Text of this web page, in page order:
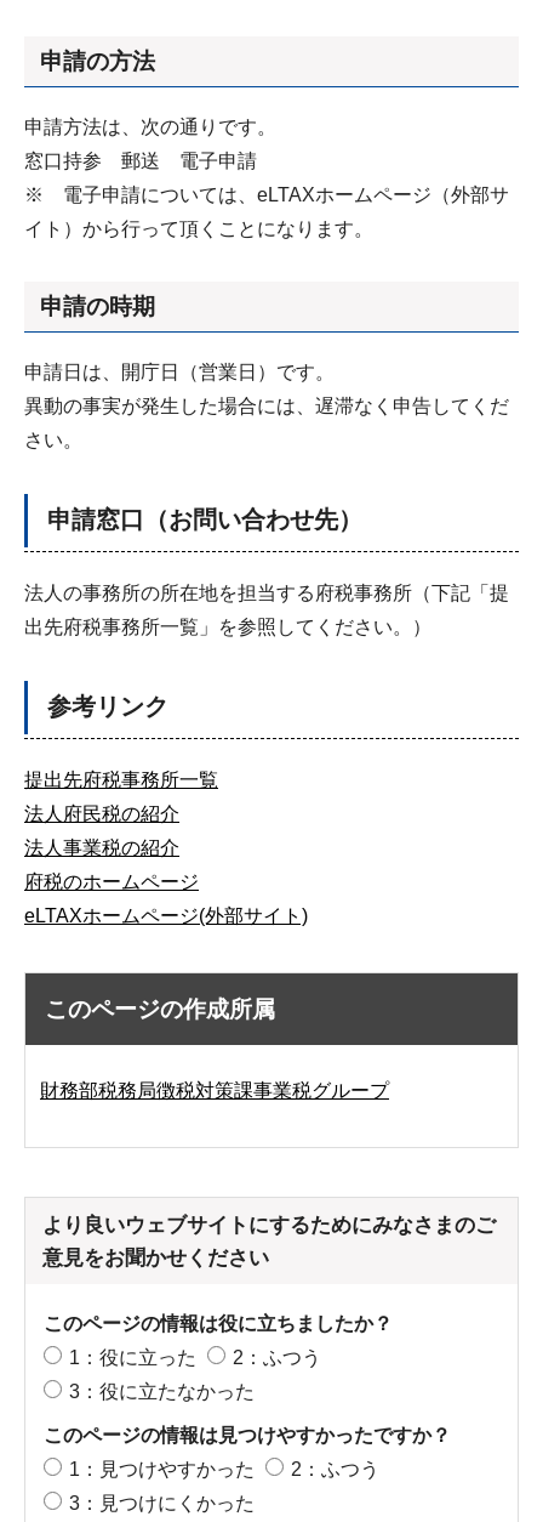
申請の方法
申請方法は、次の通りです。
窓口持参 郵送 電子申請
※ 電子申請については、eLTAXホームページ（外部サ
イト）から行って頂くことになります。
申請の時期
申請日は、開庁日（営業日）です。
異動の事実が発生した場合には、遅滞なく申告してくだ
さい。
申請窓口（お問い合わせ先）
法人の事務所の所在地を担当する府税事務所（下記「提
出先府税事務所一覧」を参照してください。）
参考リンク
提出先府税事務所一覧
法人府民税の紹介
法人事業税の紹介
府税のホームページ
eLTAXホームページ(外部サイト)
このページの作成所属
財務部税務局徴税対策課事業税グループ
より良いウェブサイトにするためにみなさまのご
意見をお聞かせください
このページの情報は役に立ちましたか？
1：役に立った
2：ふつう
3：役に立たなかった
このページの情報は見つけやすかったですか？
1：見つけやすかった
2：ふつう
3：見つけにくかった